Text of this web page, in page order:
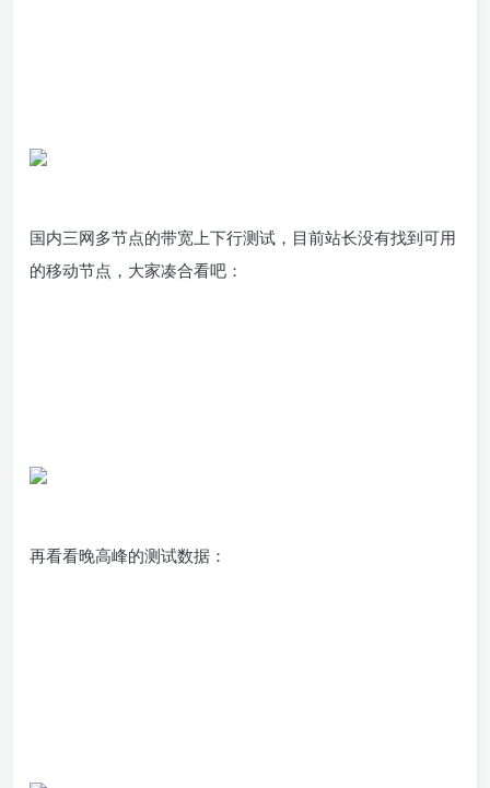
国内三网多节点的带宽上下行测试，目前站长没有找到可用
的移动节点，大家凑合看吧：
再看看晚高峰的测试数据：